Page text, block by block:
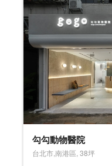
勾勾動物醫院
台北市,南港區 ,38坪